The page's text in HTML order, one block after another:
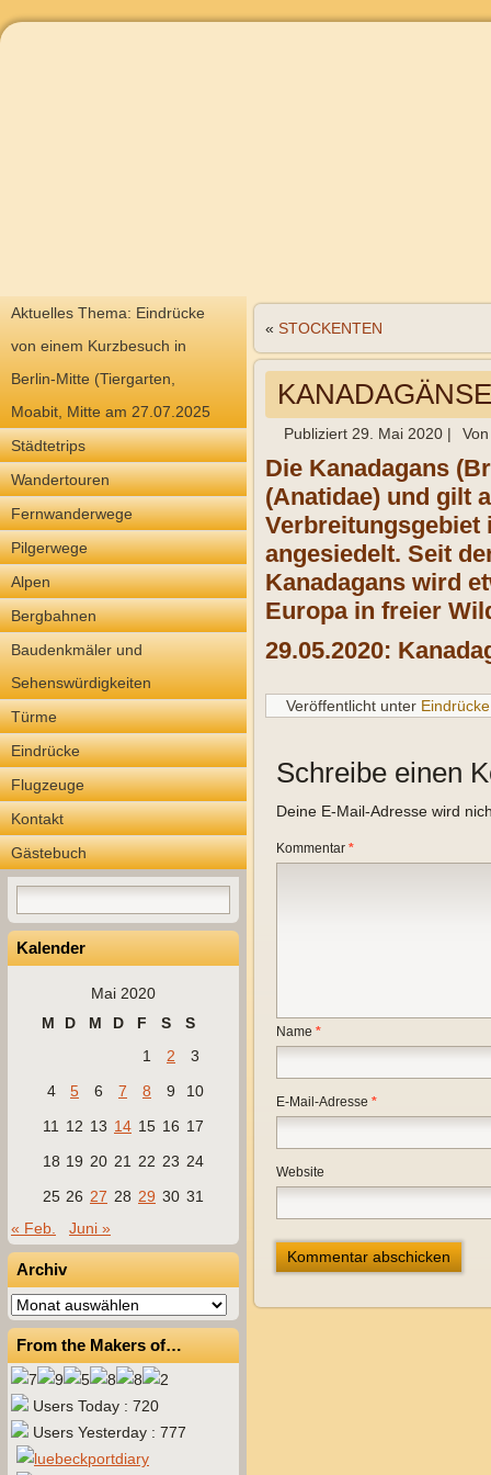
Aktuelles Thema: Eindrücke
von einem Kurzbesuch in
Berlin-Mitte (Tiergarten,
Moabit, Mitte am 27.07.2025
Städtetrips
Wandertouren
Fernwanderwege
Pilgerwege
Alpen
Bergbahnen
Baudenkmäler und
Sehenswürdigkeiten
Türme
Eindrücke
Flugzeuge
Kontakt
Gästebuch
Kalender
Mai 2020
M
D M D F S
S
1
2
3
4
5 6 7 8 9
10
11
12 13 14 15 16 17
18 19 20 21 22 23 24
25 26 27 28 29 30 31
« Feb.
Juni »
Archiv
Archiv
From the Makers of…
Users Today : 720
Users Yesterday : 777
« STOCKENTEN
KANADAGÄNSE
Publiziert 29. Mai 2020 | Von
Die Kanadagans
(Anatidae) und gilt
Verbreitungsgebiet
angesiedelt. Seit
Kanadagans wird
Europa in freier
29.05.2020:
Veröffentlicht unter Eindrücke
Schreibe einen
Deine E-Mail-Adresse wird
Kommentar *
Name *
E-Mail-Adresse *
Website